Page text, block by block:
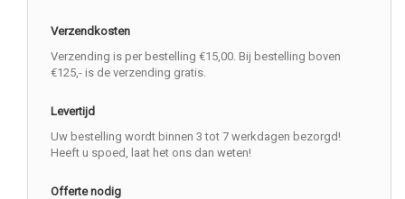
Verzendkosten
Verzending is per bestelling €15,00. Bij bestelling boven
€125,- is de verzending gratis.
Levertijd
Uw bestelling wordt binnen 3 tot 7 werkdagen bezorgd!
Heeft u spoed, laat het ons dan weten!
Offerte nodig